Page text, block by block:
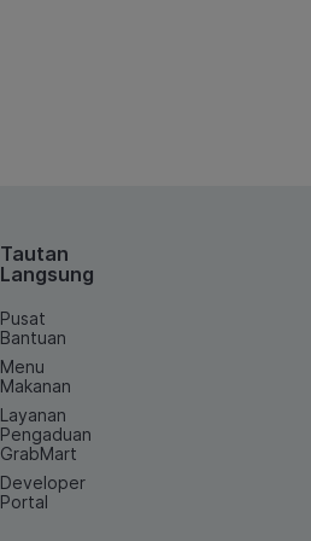
Tautan
Langsung
Pusat
Bantuan
Menu
Makanan
Layanan
Pengaduan
GrabMart
Developer
Portal